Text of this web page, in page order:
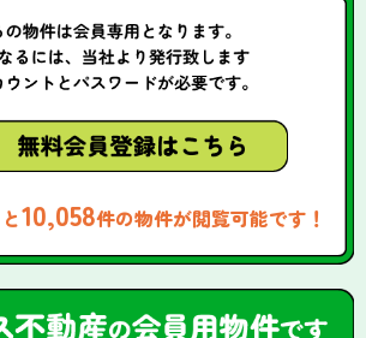
10,058件の物件が閲覧可能です！